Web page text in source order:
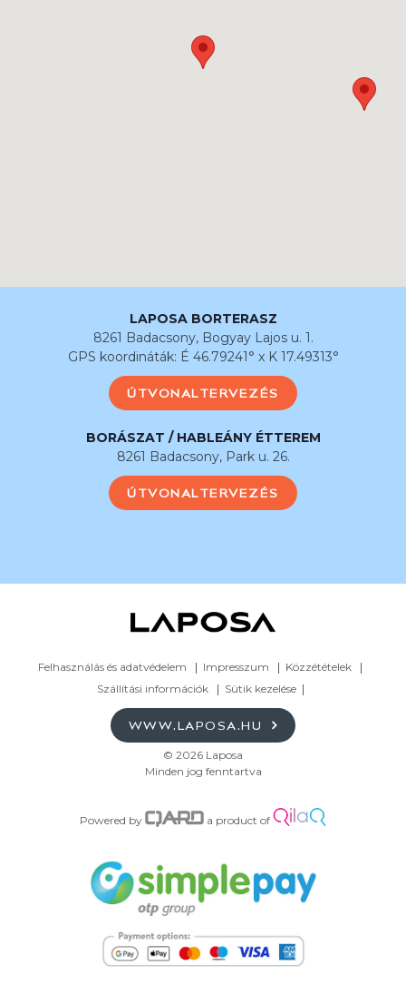
LAPOSA BORTERASZ
8261 Badacsony, Bogyay Lajos u. 1.
GPS koordináták: É 46.79241° x K 17.49313°
ÚTVONALTERVEZÉS
BORÁSZAT / HABLEÁNY ÉTTEREM
8261 Badacsony, Park u. 26.
ÚTVONALTERVEZÉS
Felhasználás és adatvédelem Impresszum
Közzétételek
Szállítási információk
Sütik kezelése
WWW.LAPOSA.HU
© 2026 Laposa
Minden jog fenntartva
Powered by a product of